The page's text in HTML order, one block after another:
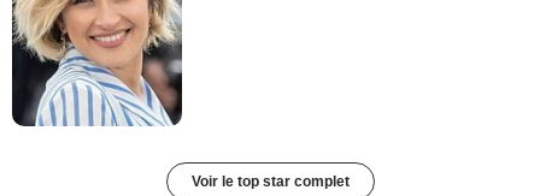
Voir le top star complet